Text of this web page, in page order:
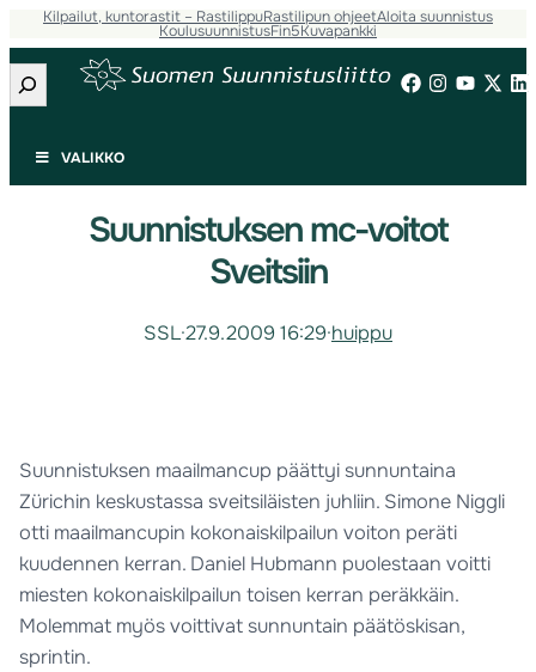
Kilpailut, kuntorastit – RastilippuRastilipun ohjeetAloita suunnistus
KoulusuunnistusFin5Kuvapankki
Etsi
VALIKKO
Suunnistuksen mc-voitot
Sveitsiin
SSL·27.9.2009 16:29·huippu
Suunnistuksen maailmancup päättyi sunnuntaina
Zürichin keskustassa sveitsiläisten juhliin. Simone Niggli
otti maailmancupin kokonaiskilpailun voiton peräti
kuudennen kerran. Daniel Hubmann puolestaan voitti
miesten kokonaiskilpailun toisen kerran peräkkäin.
Molemmat myös voittivat sunnuntain päätöskisan,
sprintin.